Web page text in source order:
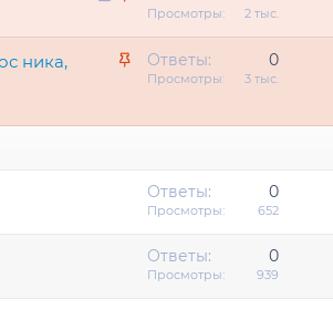
к
р
к
р
Просмотры 2 тыс.
З
р
ника,
Ответы 0
Просмотры 3 тыс.
Ответы 0
Просмотры 652
Ответы 0
Просмотры 939